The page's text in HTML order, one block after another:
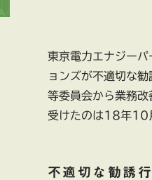
東京電力エナジー
ョンズが不適切な
等委員会から業務
受けたのは18年10
不適切な勧誘